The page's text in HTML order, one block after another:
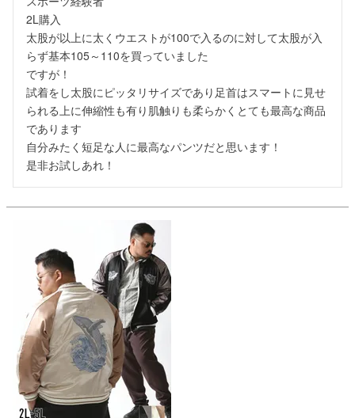
2L購入
太股が以上に太くウエストが100で入るのに対して太股が入
らず基本105～110を買っていました
ですが！
試着をし太股にピッタリサイズであり足首はスマートに見せ
られる上に伸縮性も有り肌触りも柔らかくとても最高な商品
であります
自分みたく短足な人に最高なパンツだと思います！
是非お試しあれ！